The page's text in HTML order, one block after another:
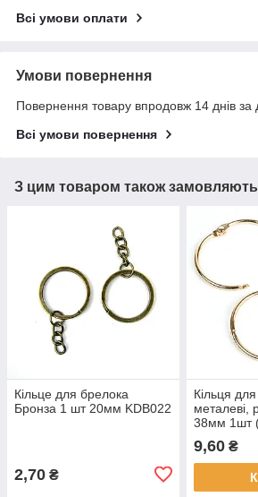
Всі умови оплати
Умови повернення
Повернення товару впродовж 14 днів за
Всі умови повернення
З цим товаром також замовляють
Кільце для брелока
Бронза 1 шт 20мм KDB022
2,70 ₴
Кільця для
металеві,
38мм 1шт
9,60₴